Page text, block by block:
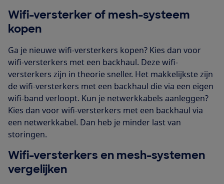
Wifi-versterker of mesh-systeem
kopen
Ga je nieuwe wifi-versterkers kopen? Kies dan voor
wifi-versterkers met een backhaul. Deze wifi-
versterkers zijn in theorie sneller. Het makkelijkste zijn
de wifi-versterkers met een backhaul die via een eigen
wifi-band verloopt. Kun je netwerkkabels aanleggen?
Kies dan voor wifi-versterkers met een backhaul via
een netwerkkabel. Dan heb je minder last van
storingen.
Wifi-versterkers en mesh-systemen
vergelijken